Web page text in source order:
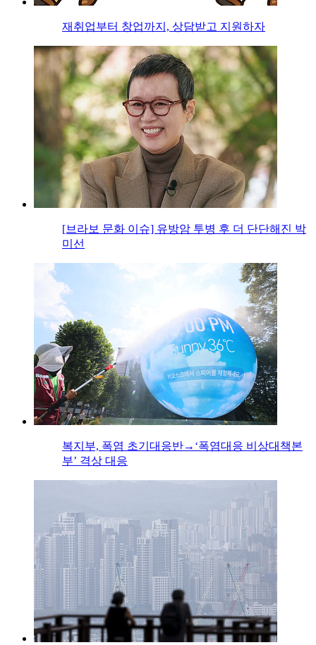
재취업부터 창업까지, 상담받고 지원하자
[브라보 문화 이슈] 유방암 투병 후 더 단단해진 박
미선
복지부, 폭염 초기대응반→‘폭염대응 비상대책본
부’ 격상 대응